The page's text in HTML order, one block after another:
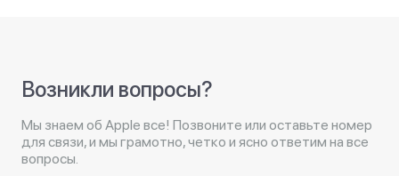
Возникли вопросы?
Мы знаем об Apple все! Позвоните или оставьте номер
для связи, и мы грамотно, четко и ясно ответим на все
вопросы.